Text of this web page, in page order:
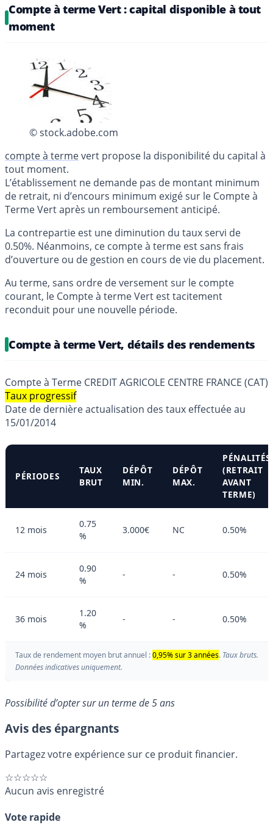
Compte à terme Vert : capital disponible à tout
moment
© stock.adobe.com
compte à termevert propose la disponibilité du capital à
tout moment.
L’établissement ne demande pas de montant minimum
de retrait, ni d’encours minimum exigé sur le Compte à
Terme Vert après un remboursement anticipé.
La contrepartie est une diminution du taux servi de
0.50%. Néanmoins, ce compte à terme est sans frais
d’ouverture ou de gestion en cours de vie du placement.
Au terme, sans ordre de versement sur le compte
courant, le Compte à terme Vert est tacitement
reconduit pour une nouvelle période.
Compte à terme Vert, détails des rendements
Compte à Terme CREDIT AGRICOLE CENTRE FRANCE (CAT)
Taux progressif
Date de dernière actualisation des taux effectuée au
15/01/2014
PÉRIODES
TAUX
BRUT
DÉPÔT
MIN.
DÉPÔT
MAX.
PÉNALITÉS
(RETRAIT
AVANT
TERME)
12 mois
0.75
%
3.000€ NC 0.50%
24 mois
0.90
%
- - 0.50%
36 mois
1.20
%
- - 0.50%
Taux de rendement moyen brut annuel :0,95% sur 3 années. Taux bruts.
Données indicatives uniquement.
Possibilité d’opter sur un terme de 5 ans
Avis des épargnants
Partagez votre expérience sur ce produit financier.
☆☆☆☆☆
Aucun avis enregistré
Vote rapide